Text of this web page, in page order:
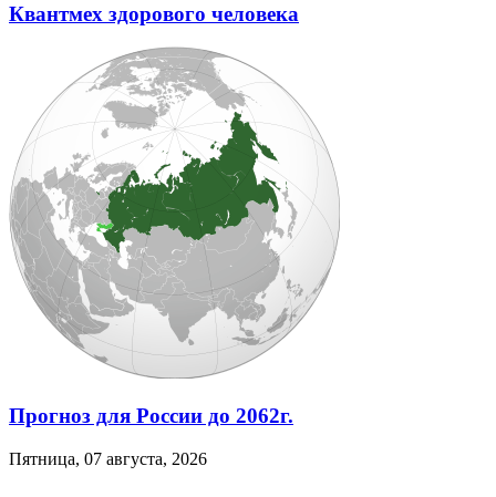
Квантмех здорового человека
Прогноз для России до 2062г.
Пятница, 07 августа, 2026